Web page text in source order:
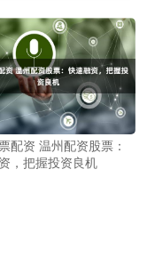
配资 温州配资股票：
，把握投资良机